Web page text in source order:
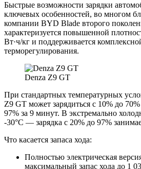
Быстрые возможности зарядки
ключевых особенностей, во многом
компании BYD Blade второго
характеризуется повышенной
Вт·ч/кг и поддерживается
терморегулирования.
Denza Z9 GT
При стандартных температурных
Z9 GT может зарядиться с 10% до
97% за 9 минут. В экстремально
-30°C — зарядка с 20% до 97%
Что касается запаса хода:
Полностью электрическая
максимальный запас хода до 1